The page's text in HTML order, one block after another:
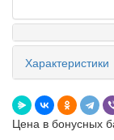
Характеристики
Цена в бонусных